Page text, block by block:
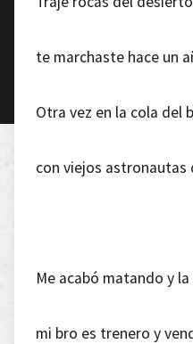
te marchaste hace un
Otra vez en la cola del
con viejos astronautas
Me acabó matando y
mi bro es trenero y